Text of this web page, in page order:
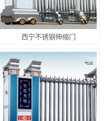
西宁不锈钢伸缩门